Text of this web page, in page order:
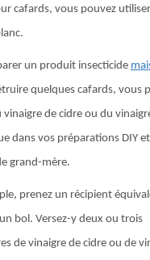
cafards, vous pouvez
un produit insecticide
quelques cafards, vous
vinaigre de cidre ou du
dans vos préparations DIY et
grand-mère.
prenez un récipient
bol. Versez-y deux ou trois
de vinaigre de cidre ou de